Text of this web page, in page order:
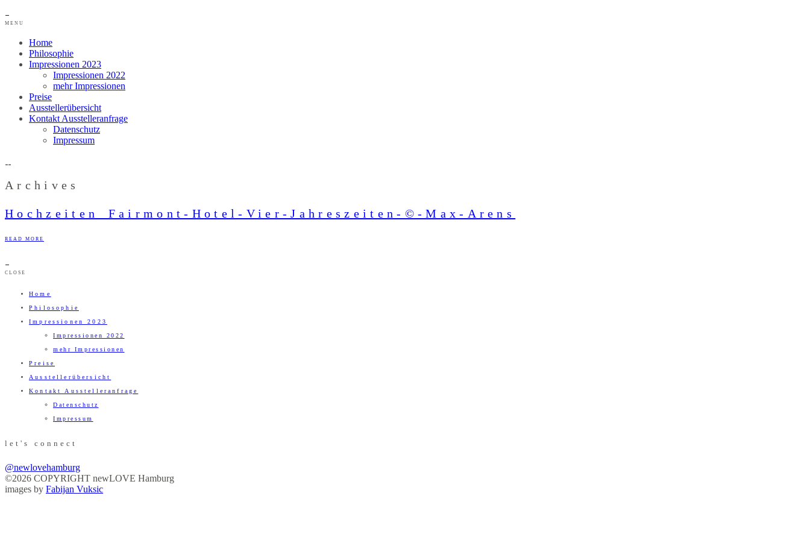
MENU
Home
Philosophie
Impressionen 2023
Impressionen 2022
mehr Impressionen
Preise
Ausstellerübersicht
Kontakt Ausstelleranfrage
Datenschutz
Impressum
Archives
Hochzeiten_Fairmont-Hotel-Vier-Jahreszeiten-©-Max-Arens
READ MORE
CLOSE
Home
Philosophie
Impressionen 2023
Impressionen 2022
mehr Impressionen
Preise
Ausstellerübersicht
Kontakt Ausstelleranfrage
Datenschutz
Impressum
let's connect
@newlovehamburg
©2026 COPYRIGHT newLOVE Hamburg
images by Fabijan Vuksic